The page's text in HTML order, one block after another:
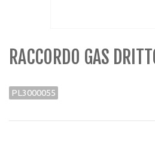
RACCORDO GAS
PL3000055